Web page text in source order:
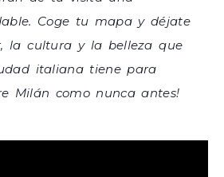
Coge tu mapa y déjate
la cultura y la belleza que
italiana tiene para
Milán como nunca antes!